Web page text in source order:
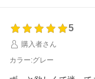
5
購入者さん
カラー:グレー